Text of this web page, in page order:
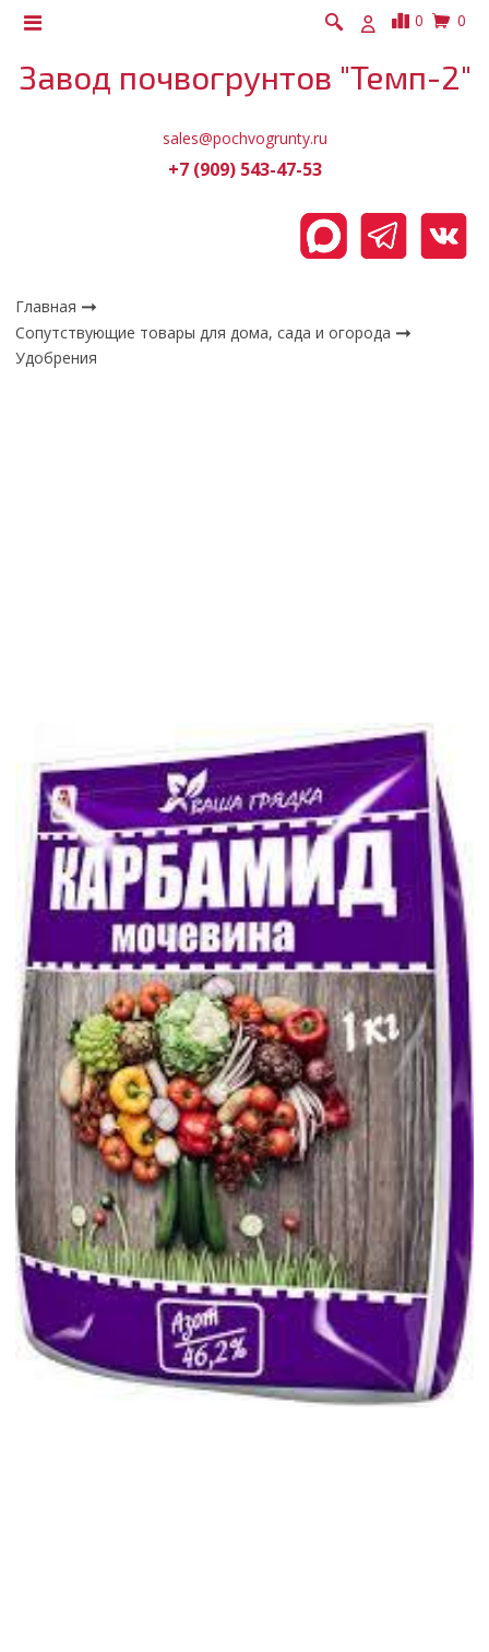
0 0
Завод почвогрунтов "Темп-2"
sales@pochvogrunty.ru
+7 (909) 543-47-53
Главная
Сопутствующие товары для дома, сада и огорода
Удобрения